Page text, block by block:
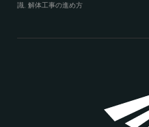
識
解体工事の進め方